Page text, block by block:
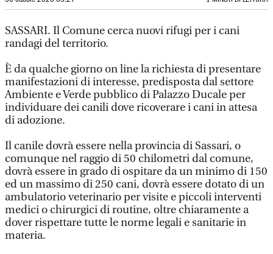
SASSARI. Il Comune cerca nuovi rifugi per i cani
randagi del territorio.
È da qualche giorno on line la richiesta di presentare
manifestazioni di interesse, predisposta dal settore
Ambiente e Verde pubblico di Palazzo Ducale per
individuare dei canili dove ricoverare i cani in attesa
di adozione.
Il canile dovrà essere nella provincia di Sassari, o
comunque nel raggio di 50 chilometri dal comune,
dovrà essere in grado di ospitare da un minimo di 150
ed un massimo di 250 cani, dovrà essere dotato di un
ambulatorio veterinario per visite e piccoli interventi
medici o chirurgici di routine, oltre chiaramente a
dover rispettare tutte le norme legali e sanitarie in
materia.